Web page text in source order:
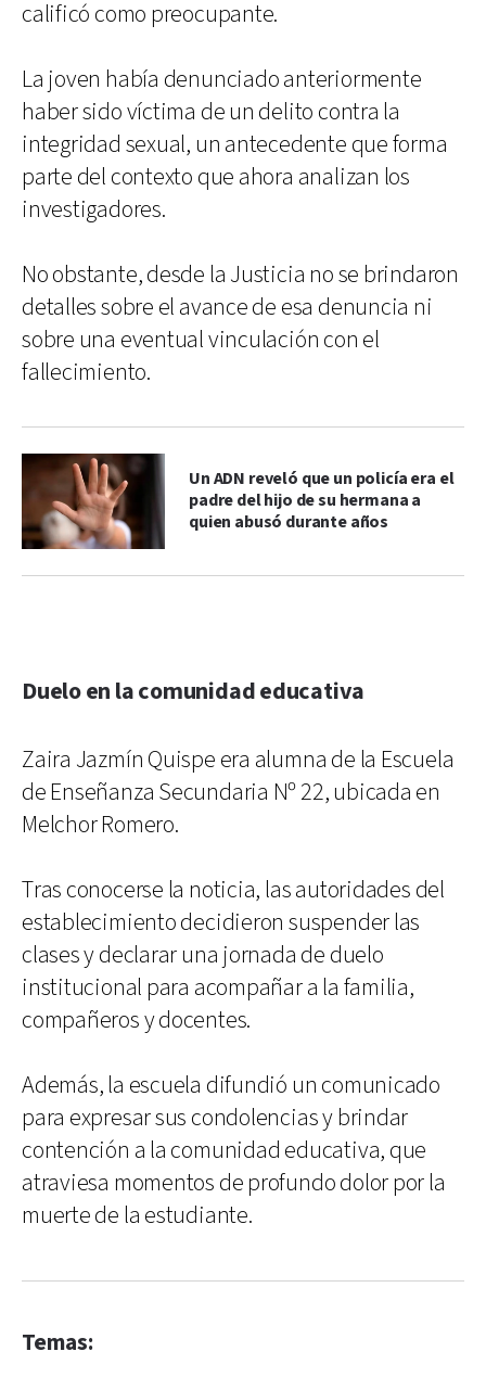
calificó como preocupante.
La joven había denunciado anteriormente
haber sido víctima de un delito contra la
integridad sexual, un antecedente que forma
parte del contexto que ahora analizan los
investigadores.
No obstante, desde la Justicia no se brindaron
detalles sobre el avance de esa denuncia ni
sobre una eventual vinculación con el
fallecimiento.
Un ADN reveló que un policía era el
padre del hijo de su hermana a
quien abusó durante años
Duelo en la comunidad educativa
Zaira Jazmín Quispe era alumna de la Escuela
de Enseñanza Secundaria Nº 22, ubicada en
Melchor Romero.
Tras conocerse la noticia, las autoridades del
establecimiento decidieron suspender las
clases y declarar una jornada de duelo
institucional para acompañar a la familia,
compañeros y docentes.
Además, la escuela difundió un comunicado
para expresar sus condolencias y brindar
contención a la comunidad educativa, que
atraviesa momentos de profundo dolor por la
muerte de la estudiante.
Temas: